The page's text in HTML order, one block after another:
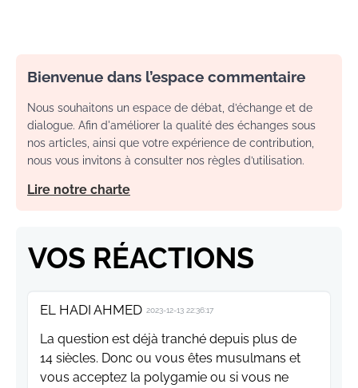
Bienvenue dans l’espace commentaire
Nous souhaitons un espace de débat, d’échange et de
dialogue. Afin d'améliorer la qualité des échanges sous
nos articles, ainsi que votre expérience de contribution,
nous vous invitons à consulter nos règles d’utilisation.
Lire notre charte
VOS RÉACTIONS
EL HADI AHMED 2023-12-13 22:36:17
La question est déjà tranché depuis plus de
14 siècles. Donc ou vous êtes musulmans et
vous acceptez la polygamie ou si vous ne